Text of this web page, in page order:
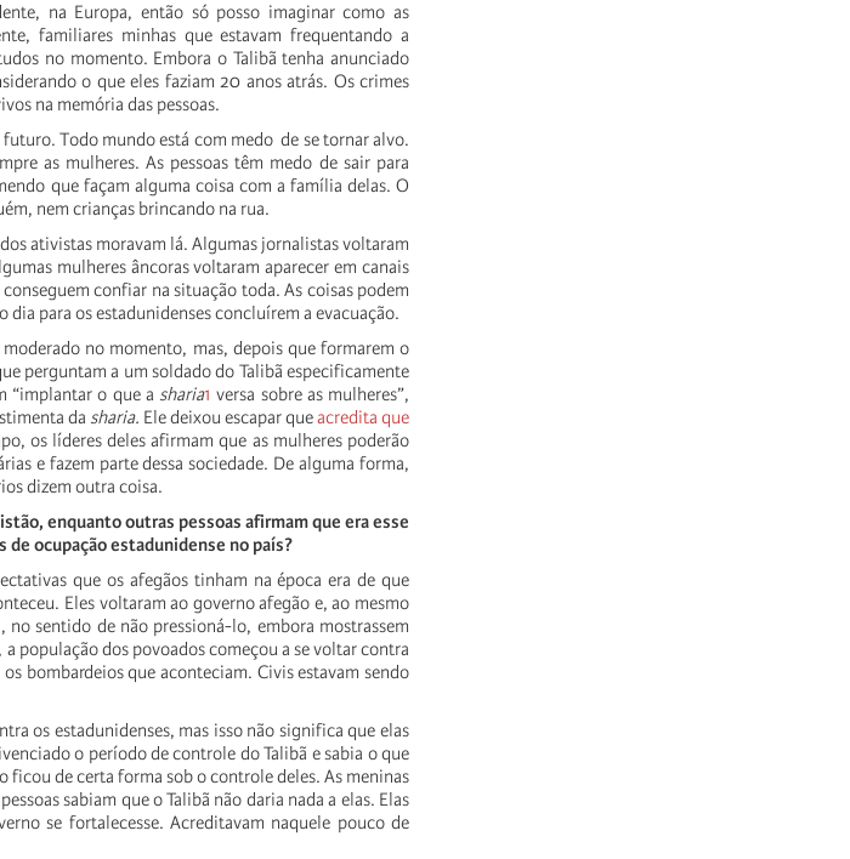
na Europa, então só posso imaginar como as
familiares minhas que estavam frequentando a
no momento. Embora o Talibã tenha anunciado
o que eles faziam 20 anos atrás. Os crimes
na memória das pessoas.
futuro. Todo mundo está com medo de se tornar alvo.
as mulheres. As pessoas têm medo de sair para
que façam alguma coisa com a família delas. O
nem crianças brincando na rua.
ativistas moravam lá. Algumas jornalistas voltaram
mulheres âncoras voltaram aparecer em canais
confiar na situação toda. As coisas podem
para os estadunidenses concluírem a evacuação.
no momento, mas, depois que formarem o
perguntam a um soldado do Talibã especificamente
“implantar o que a sharia1 versa sobre as mulheres”,
da sharia. Ele deixou escapar queacredita que
os líderes deles afirmam que as mulheres poderão
e fazem parte dessa sociedade. De alguma forma,
dizem outra coisa.
enquanto outras pessoas afirmam que era esse
ocupação estadunidense no país?
que os afegãos tinham na época era de que
Eles voltaram ao governo afegão e, ao mesmo
sentido de não pressioná-lo, embora mostrassem
população dos povoados começou a se voltar contra
bombardeios que aconteciam. Civis estavam sendo
os estadunidenses, mas isso não significa que elas
o período de controle do Talibã e sabia o que
ficou de certa forma sob o controle deles. As meninas
sabiam que o Talibã não daria nada a elas. Elas
se fortalecesse. Acreditavam naquele pouco de